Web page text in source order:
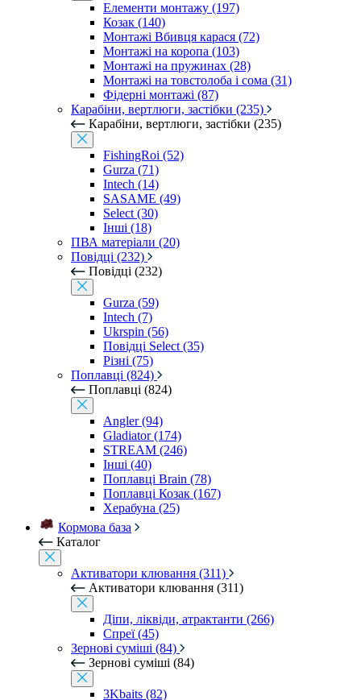
Елементи монтажу (197)
Козак (140)
Монтажі Вбивця карася (72)
Монтажі на коропа (103)
Монтажі на пружинах (28)
Монтажі на товстолоба і сома (31)
Фідерні монтажі (87)
Карабіни, вертлюги, застібки (235)
Карабіни, вертлюги, застібки (235)
FishingRoi (52)
Gurza (71)
Intech (14)
SASAME (49)
Select (30)
Інші (18)
ПВА матеріали (20)
Повідці (232)
Повідці (232)
Gurza (59)
Intech (7)
Ukrspin (56)
Повідці Select (35)
Різні (75)
Поплавці (824)
Поплавці (824)
Angler (94)
Gladiator (174)
STREAM (246)
Інші (40)
Поплавці Brain (78)
Поплавці Козак (167)
Херабуна (25)
Кормова база
Каталог
Активатори клювання (311)
Активатори клювання (311)
Діпи, ліквіди, атрактанти (266)
Спреї (45)
Зернові суміші (84)
Зернові суміші (84)
3Kbaits (82)